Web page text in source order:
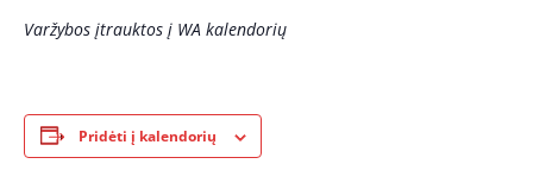
Varžybos įtrauktos į WA kalendorių
Pridėti į kalendorių